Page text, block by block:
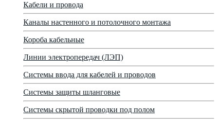
Кабели и провода
Каналы настенного и потолочного монтажа
Короба кабельные
Линии электропередач (ЛЭП)
Системы ввода для кабелей и проводов
Системы защиты шланговые
Системы скрытой проводки под полом